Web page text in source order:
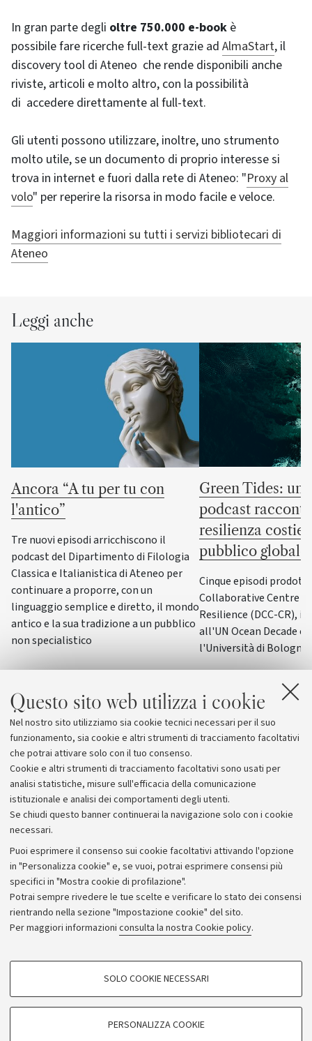
Questo sito web utilizza i cookie
Nel nostro sito utilizziamo sia cookie tecnici necessari per il suo
funzionamento, sia cookie e altri strumenti di tracciamento facoltativi
che potrai attivare solo con il tuo consenso.
Cookie e altri strumenti di tracciamento facoltativi sono usati per
analisi statistiche, misure sull'efficacia della comunicazione
istituzionale e analisi dei comportamenti degli utenti.
Se chiudi questo banner continuerai la navigazione solo con i cookie
necessari.
Puoi esprimere il consenso sui cookie facoltativi attivando l'opzione
in "Personalizza cookie" e, se vuoi, potrai esprimere consensi più
specifici in "Mostra cookie di profilazione".
Potrai sempre rivedere le tue scelte e verificare lo stato dei consensi
rientrando nella sezione "Impostazione cookie" del sito.
Per maggiori informazioni consulta la nostra Cookie policy.
COOKIE DI PROFILAZIONE - FACOLTATIVI
SOLO COOKIE NECESSARI
PERSONALIZZA COOKIE
In gran parte degli oltre 750.000 e-book è
possibile fare ricerche full-text grazie ad AlmaStart, il
discovery tool di Ateneo che rende disponibili anche
riviste, articoli e molto altro, con la possibilità
di accedere direttamente al full-text.
Gli utenti possono utilizzare, inoltre, uno strumento
molto utile, se un documento di proprio interesse si
trova in internet e fuori dalla rete di Ateneo: "Proxy al
volo" per reperire la risorsa in modo facile e veloce.
Maggiori informazioni su tutti i servizi bibliotecari di
Ateneo
Leggi anche
Ancora “A tu per tu con
l'antico”
Tre nuovi episodi arricchiscono il
podcast del Dipartimento di Filologia
Classica e Italianistica di Ateneo per
continuare a proporre, con un
linguaggio semplice e diretto, il mondo
antico e la sua tradizione a un pubblico
non specialistico
Green Tides: un
podcast
resilienza
pubblico globale
Cinque episodi prodotti
Collaborative Centre
Resilience (DCC-CR),
all'UN Ocean Decade
l'Università di Bologna
Archivio
Comunicati stampa
Redazione
Rassegna stampa
© Copyright 2026 - ALMA MATER STUDIORUM - Università di